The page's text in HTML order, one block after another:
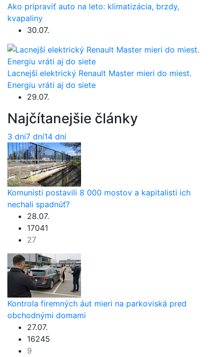
Ako pripraviť auto na leto: klimatizácia, brzdy,
kvapaliny
30.07.
Lacnejší elektrický Renault Master mieri do miest.
Energiu vráti aj do siete
29.07.
Najčítanejšie články
3 dni7 dní14 dní
Komunisti postavili 8 000 mostov a kapitalisti ich
nechali spadnúť?
28.07.
17041
27
Kontrola firemných áut mieri na parkoviská pred
obchodnými domami
27.07.
16245
9